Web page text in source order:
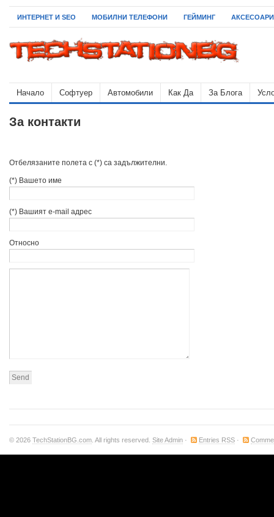
ИНТЕРНЕТ И SEO МОБИЛНИ ТЕЛЕФОНИ ГЕЙМИНГ АКСЕСОАРИ
Начало Софтуер Автомобили Как Да За Блога
За контакти
Отбелязаните полета с (*) са задължителни.
(*) Вашето име
(*) Вашият e-mail адрес
Относно
© 2026 TechStationBG.com . All rights reserved. Site Admin · Entries RSS ·